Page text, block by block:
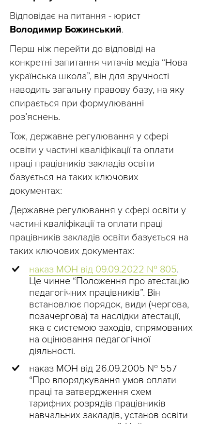
Відповідає на питання - юрист
Володимир Божинський.
Перш ніж перейти до відповіді на
конкретні запитання читачів медіа “Нова
українська школа”, він для зручності
наводить загальну правову базу, на яку
спирається при формулюванні
роз’яснень.
Тож, державне регулювання у сфері
освіти у частині кваліфікації та оплати
праці працівників закладів освіти
базується на таких ключових
документах:
Державне регулювання у сфері освіти у
частині кваліфікації та оплати праці
працівників закладів освіти базується на
таких ключових документах:
наказ МОН від 09.09.2022 № 805.
Це чинне “Положення про атестацію
педагогічних працівників”. Він
встановлює порядок, види (чергова,
позачергова) та наслідки атестації,
яка є системою заходів, спрямованих
на оцінювання педагогічної
діяльності.
наказ МОН від 26.09.2005 № 557
“Про впорядкування умов оплати
праці та затвердження схем
тарифних розрядів працівників
навчальних закладів, установ освіти